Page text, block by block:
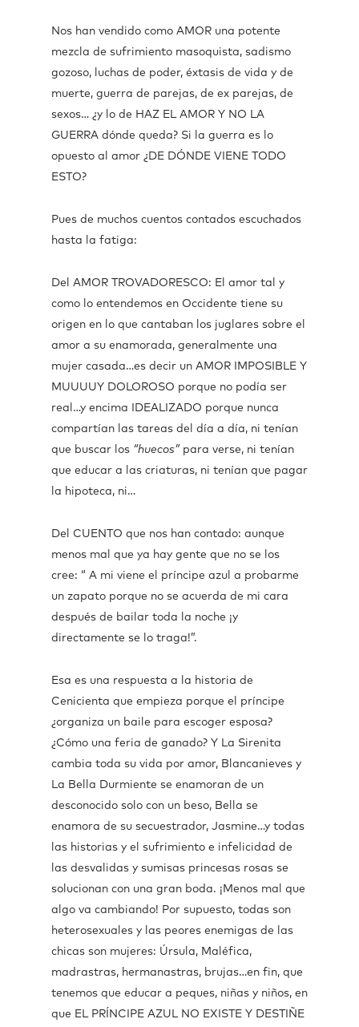
Nos han vendido como AMOR una potente
mezcla de sufrimiento masoquista, sadismo
gozoso, luchas de poder, éxtasis de vida y de
muerte, guerra de parejas, de ex parejas, de
sexos… ¿y lo de HAZ EL AMOR Y NO LA
GUERRA dónde queda? Si la guerra es lo
opuesto al amor ¿DE DÓNDE VIENE TODO
ESTO?
Pues de muchos cuentos contados escuchados
hasta la fatiga:
Del AMOR TROVADORESCO: El amor tal y
como lo entendemos en Occidente tiene su
origen en lo que cantaban los juglares sobre el
amor a su enamorada, generalmente una
mujer casada…es decir un AMOR IMPOSIBLE Y
MUUUUY DOLOROSO porque no podía ser
real…y encima IDEALIZADO porque nunca
compartían las tareas del día a día, ni tenían
que buscar los “huecos” para verse, ni tenían
que educar a las criaturas, ni tenían que pagar
la hipoteca, ni…
Del CUENTO que nos han contado: aunque
menos mal que ya hay gente que no se los
cree: “ A mi viene el príncipe azul a probarme
un zapato porque no se acuerda de mi cara
después de bailar toda la noche ¡y
directamente se lo traga!”.
Esa es una respuesta a la historia de
Cenicienta que empieza porque el príncipe
¿organiza un baile para escoger esposa?
¿Cómo una feria de ganado? Y La Sirenita
cambia toda su vida por amor, Blancanieves y
La Bella Durmiente se enamoran de un
desconocido solo con un beso, Bella se
enamora de su secuestrador, Jasmine…y todas
las historias y el sufrimiento e infelicidad de
las desvalidas y sumisas princesas rosas se
solucionan con una gran boda. ¡Menos mal que
algo va cambiando! Por supuesto, todas son
heterosexuales y las peores enemigas de las
chicas son mujeres: Úrsula, Maléfica,
madrastras, hermanastras, brujas…en fin, que
tenemos que educar a peques, niñas y niños, en
que EL PRÍNCIPE AZUL NO EXISTE Y DESTIÑE